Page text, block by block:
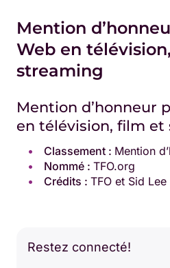
Mention
Web en
streaming
Mention d’honneur
en télévision, film et
Classement : Mention
Nommé : TFO.org
Crédits : TFO et Sid Lee
Restez connecté!